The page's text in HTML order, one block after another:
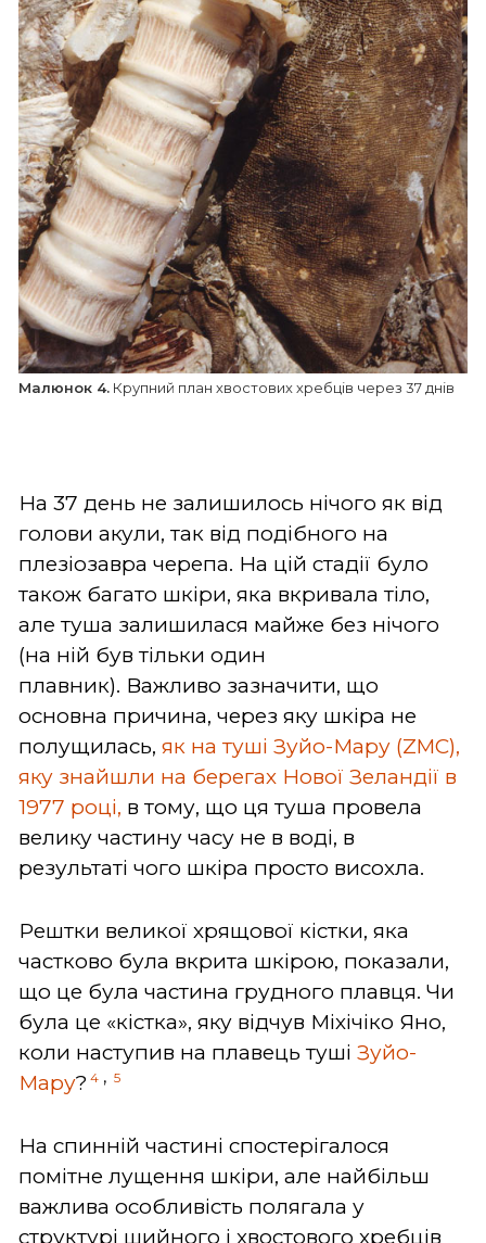
Малюнок 4. Крупний план хвостових хребців через 37 днів
На 37 день не залишилось нічого як від
голови акули, так від подібного на
плезіозавра черепа. На цій стадії було
також багато шкіри, яка вкривала тіло,
але туша залишилася майже без нічого
(на ній був тільки один
плавник). Важливо зазначити, що
основна причина, через яку шкіра не
полущилась, як на туші Зуйо-Мару (ZMC),
яку знайшли на берегах Нової Зеландії в
1977 році, в тому, що ця туша провела
велику частину часу не в воді, в
результаті чого шкіра просто висохла.
Рештки великої хрящової кістки, яка
частково була вкрита шкірою, показали,
що це була частина грудного плавця. Чи
була це «кістка», яку відчув Міхічіко Яно,
коли наступив на плавець туші Зуйо-
Мару? 4 , 5
На спинній частині спостерігалося
помітне лущення шкіри, але найбільш
важлива особливість полягала у
структурі шийного і хвостового хребців